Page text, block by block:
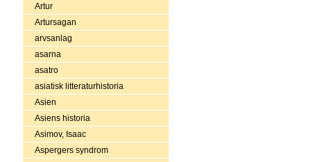
Artur
Artursagan
arvsanlag
asarna
asatro
asiatisk litteraturhistoria
Asien
Asiens historia
Asimov, Isaac
Aspergers syndrom